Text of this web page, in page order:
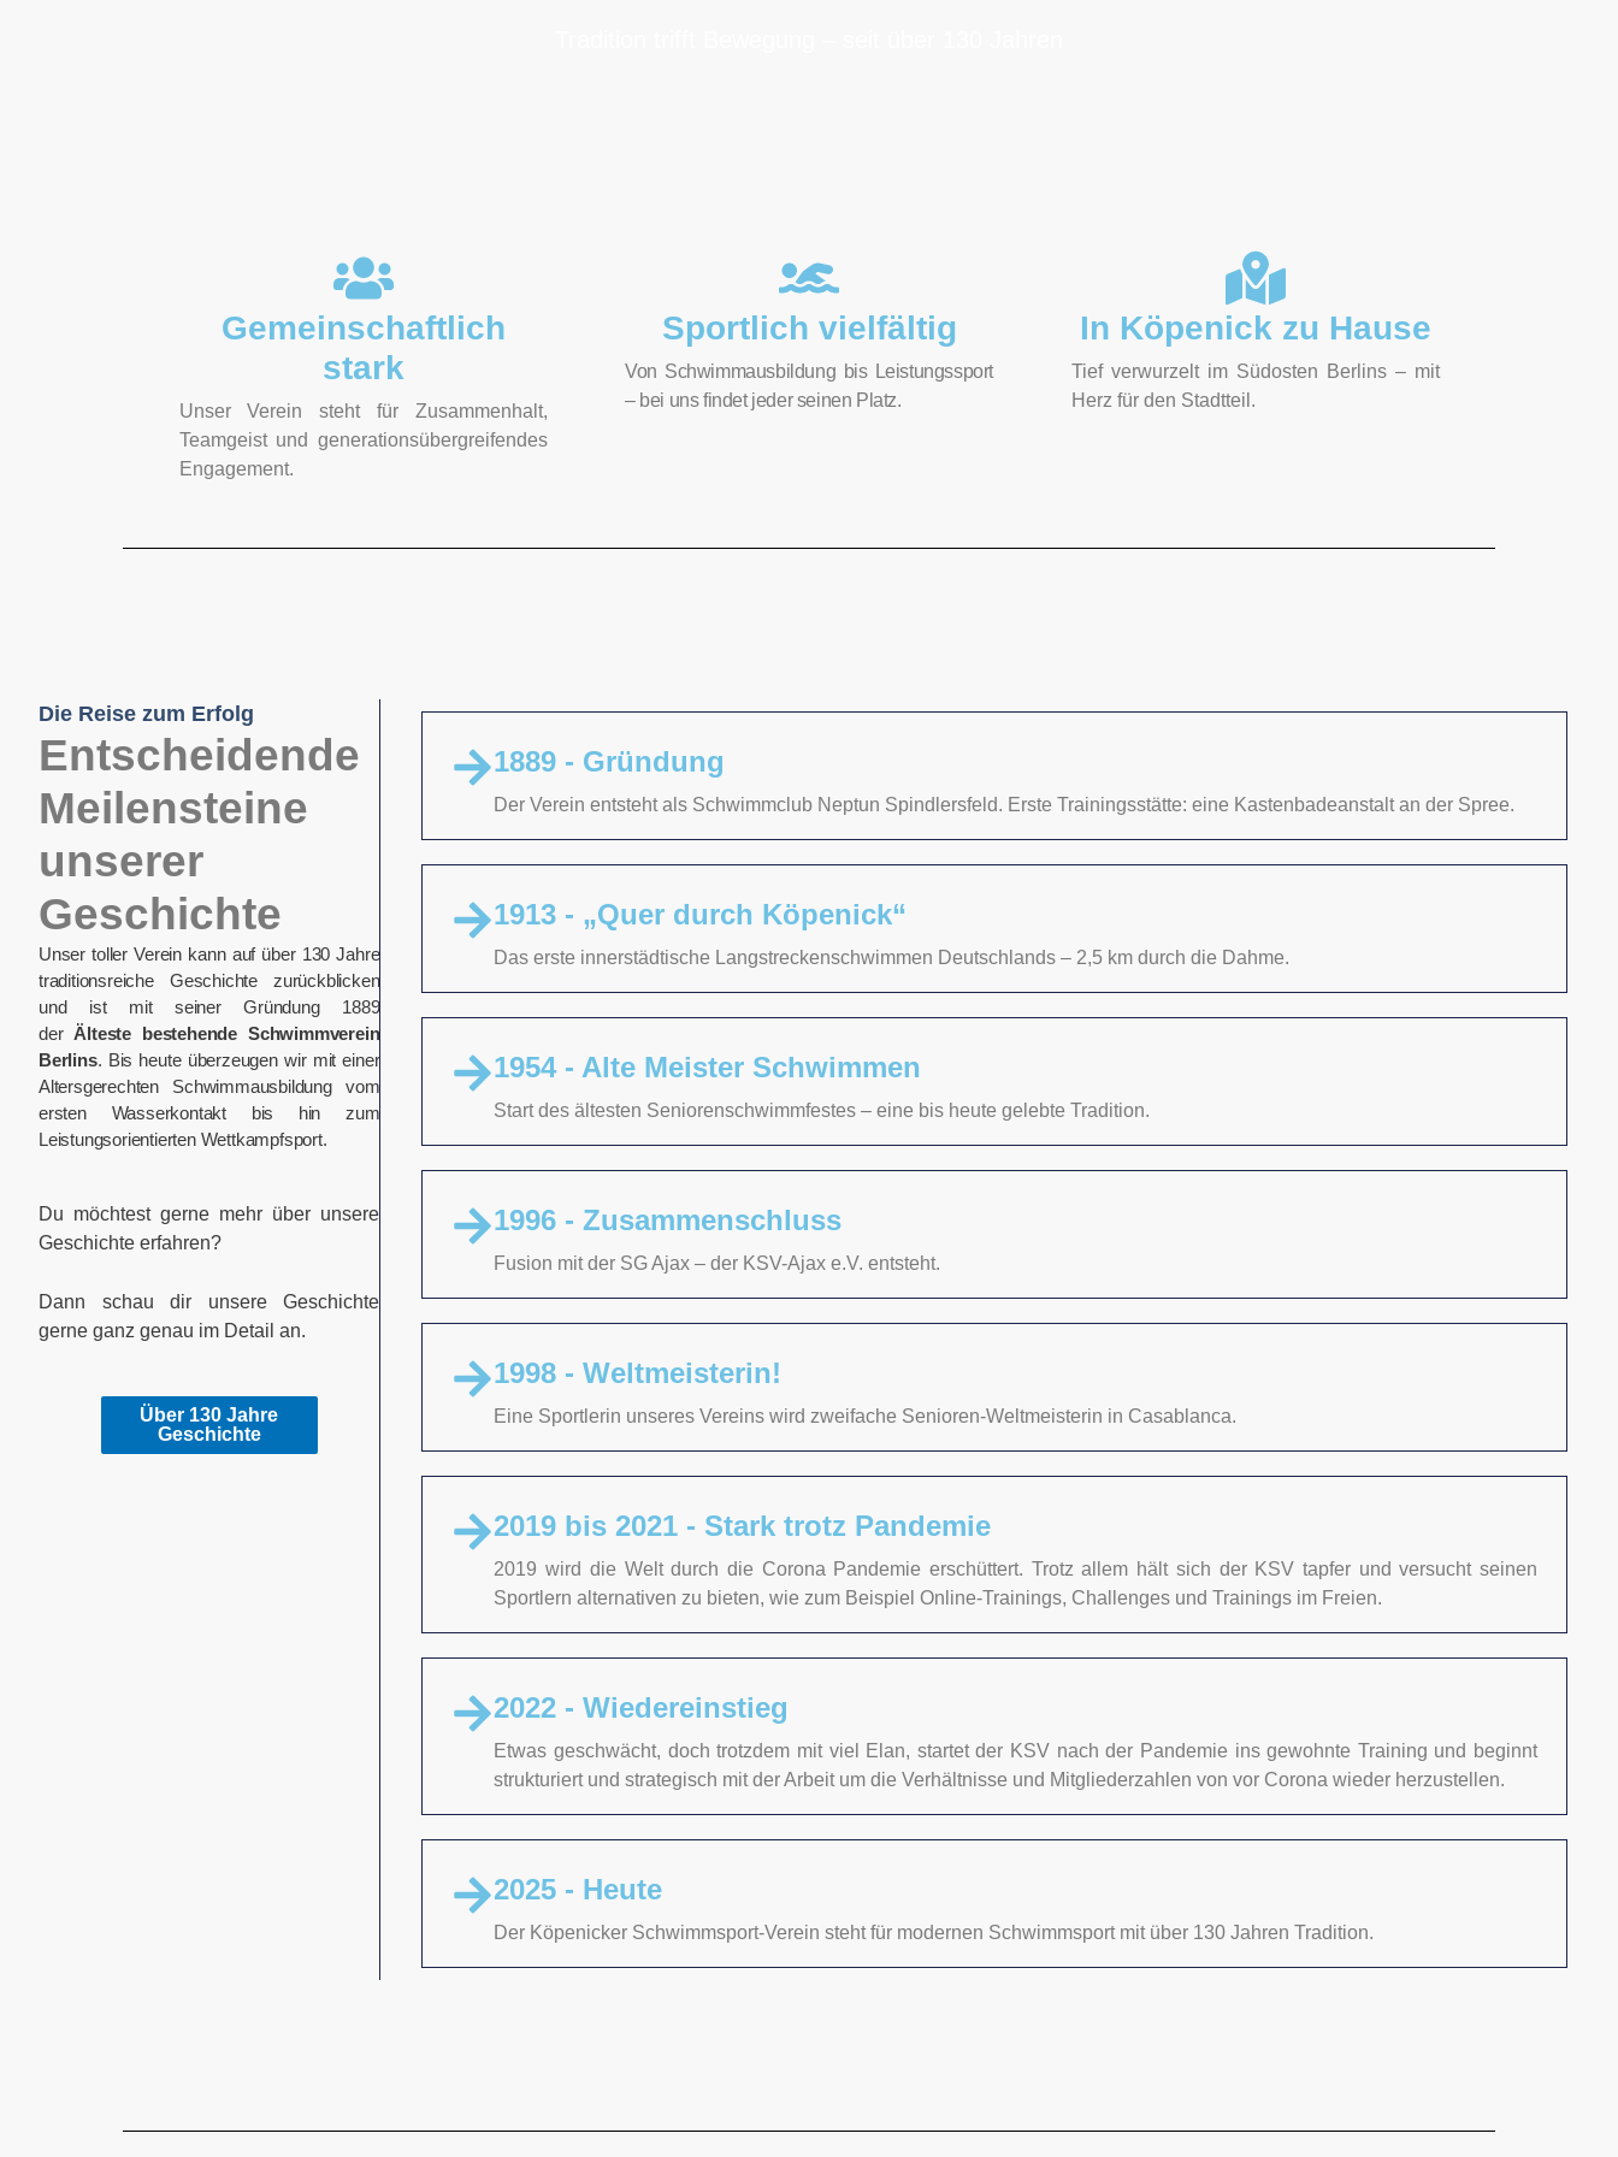
Gemeinschaftlich
stark
Unser Verein steht für Zusammenhalt,
Teamgeist und generationsübergreifendes
Engagement.
Sportlich vielfältig
Von Schwimmausbildung bis Leistungssport
– bei uns findet jeder seinen Platz.
In Köpenick zu Hause
Tief verwurzelt im Südosten Berlins – mit
Herz für den Stadtteil.
Die Reise zum Erfolg
Entscheidende
Meilensteine
unserer
Geschichte
Unser toller Verein kann auf über 130 Jahre
traditionsreiche Geschichte zurückblicken
und ist mit seiner Gründung 1889
der Älteste bestehende Schwimmverein
Berlins. Bis heute überzeugen wir mit einer
Altersgerechten Schwimmausbildung vom
ersten Wasserkontakt bis hin zum
Leistungsorientierten Wettkampfsport.
Du möchtest gerne mehr über unsere
Geschichte erfahren?
Dann schau dir unsere Geschichte
gerne ganz genau im Detail an.
Über 130 Jahre
Geschichte
Über 130 Jahre
Geschichte
1889 - Gründung
Der Verein entsteht als Schwimmclub Neptun Spindlersfeld. Erste Trainingsstätte: eine Kastenbadeanstalt an der Spree.
1913 - „Quer durch Köpenick“
Das erste innerstädtische Langstreckenschwimmen Deutschlands – 2,5 km durch die Dahme.
1954 - Alte Meister Schwimmen
Start des ältesten Seniorenschwimmfestes – eine bis heute gelebte Tradition.
1996 - Zusammenschluss
Fusion mit der SG Ajax – der KSV-Ajax e.V. entsteht.
1998 - Weltmeisterin!
Eine Sportlerin unseres Vereins wird zweifache Senioren-Weltmeisterin in Casablanca.
2019 bis 2021 - Stark trotz Pandemie
2019 wird die Welt durch die Corona Pandemie erschüttert. Trotz allem hält sich der KSV tapfer und versucht seinen
Sportlern alternativen zu bieten, wie zum Beispiel Online-Trainings, Challenges und Trainings im Freien.
2022 - Wiedereinstieg
Etwas geschwächt, doch trotzdem mit viel Elan, startet der KSV nach der Pandemie ins gewohnte Training und beginnt
strukturiert und strategisch mit der Arbeit um die Verhältnisse und Mitgliederzahlen von vor Corona wieder herzustellen.
2025 - Heute
Der Köpenicker Schwimmsport-Verein steht für modernen Schwimmsport mit über 130 Jahren Tradition.